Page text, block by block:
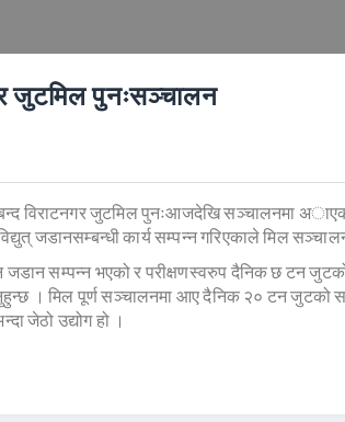
जुटमिल पुनःसञ्चालन
बन्द विराटनगर जुटमिल पुनःआजदेखि सञ्चालनमा
जडानसम्बन्धी कार्य सम्पन्न गरिएकाले मिल
जडान सम्पन्न भएको र परीक्षणस्वरुप दैनिक छ टन
। मिल पूर्ण सञ्चालनमा आए दैनिक २० टन जुटको
जेठो उद्योग हो ।